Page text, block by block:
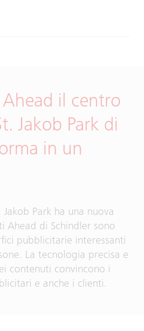
il centro
Jakob Park di
in un
Park ha una nuova
Ahead di Schindler sono
pubblicitarie interessanti
La tecnologia precisa e
contenuti convincono i
e anche i clienti.